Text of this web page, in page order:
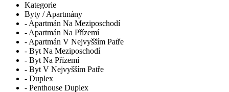
Kategorie
Byty / Apartmány
- Apartmán Na Meziposchodí
- Apartmán Na Přízemí
- Apartmán V Nejvyšším Patře
- Byt Na Meziposchodí
- Byt Na Přízemí
- Byt V Nejvyšším Patře
- Duplex
- Penthouse Duplex